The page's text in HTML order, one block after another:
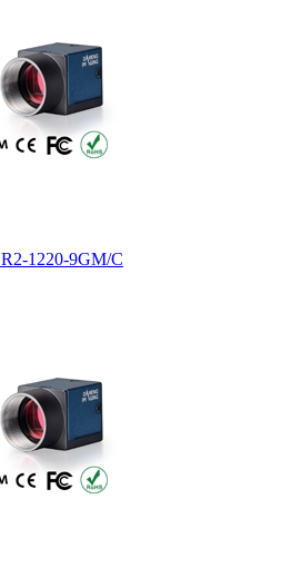
1220-9GM/C